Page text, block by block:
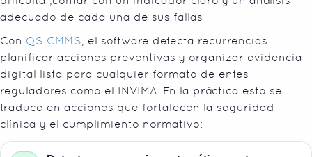
adecuado de cada una de sus fallas
Con QS CMMS , el software detecta recurrencias
planificar acciones preventivas y organizar evidencia
digital lista para cualquier formato de entes
reguladores como el INVIMA. En la práctica esto se
traduce en acciones que fortalecen la seguridad
clínica y el cumplimiento normativo: